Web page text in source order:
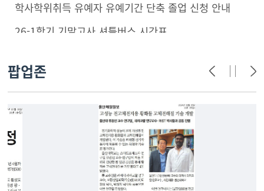
학사학위취득 유예자 유예기간 단축 졸업 신청 안내
26-1학기 기말고사 셔틀버스 시간표
팝업존